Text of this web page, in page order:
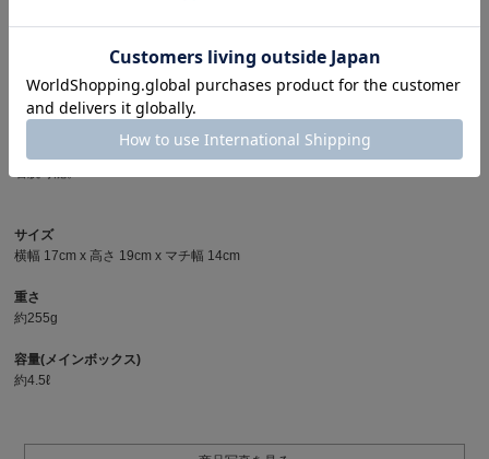
ファスナー付き、8.5cm幅の天マチ仕様。
程よい太さのミックスコードを使用。
サイズ
横幅 17cm x 高さ 19cm x マチ幅 14cm
重さ
約255g
容量(メインボックス)
約4.5ℓ